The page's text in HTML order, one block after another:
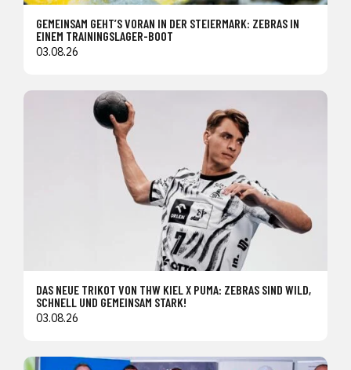
GEMEINSAM GEHT’S VORAN IN DER STEIERMARK: ZEBRAS IN
EINEM TRAININGSLAGER-BOOT
03.08.26
DAS NEUE TRIKOT VON THW KIEL X PUMA: ZEBRAS SIND WILD,
SCHNELL UND GEMEINSAM STARK!
03.08.26